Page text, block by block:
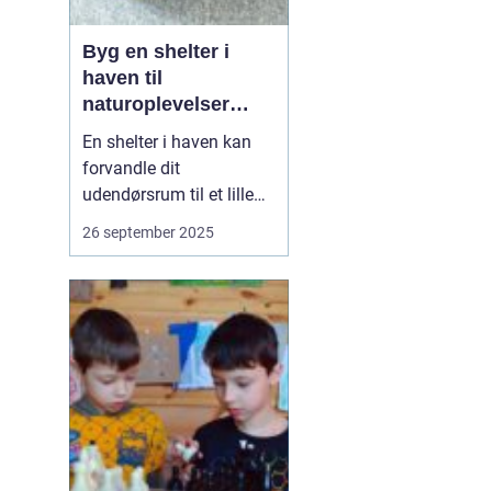
Byg en shelter i
haven til
naturoplevelser
hjemme
En shelter i haven kan
forvandle dit
udendørsrum til et lille
fristed, hvor du kan nyde
naturen helt tæt på. Den
overnatninger under
åben himmel, hyggelige
aftener med familien og
en følelse af at v&...
26 september 2025